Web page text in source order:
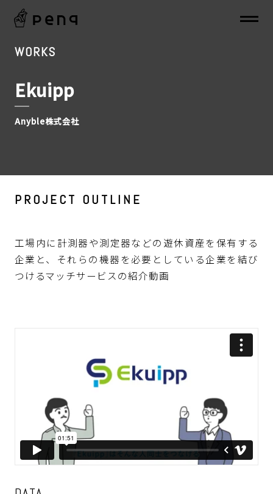
WORKS
Ekuipp
Anyble株式会社
PROJECT OUTLINE
工場内に計測器や測定器などの遊休資産を保有する
企業と、それらの機器を必要としている企業を結び
つけるマッチサービスの紹介動画